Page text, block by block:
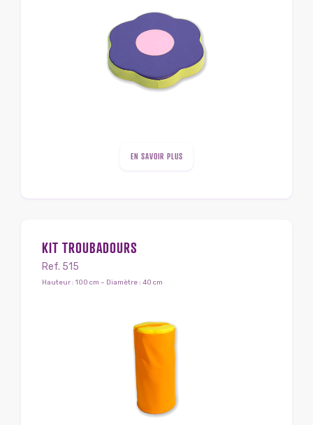
EN SAVOIR PLUS
KIT TROUBADOURS
Ref. 515
Hauteur : 100 cm – Diamètre : 40 cm